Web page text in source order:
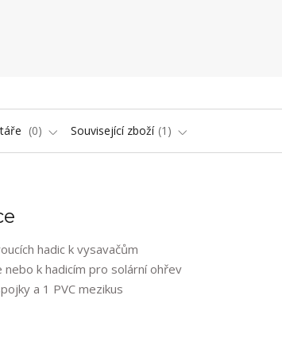
0 Související zboží 1
hadic k vysavačům
k hadicím pro solární ohřev
a 1 PVC mezikus